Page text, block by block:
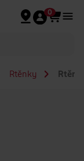
0
Rtěnky